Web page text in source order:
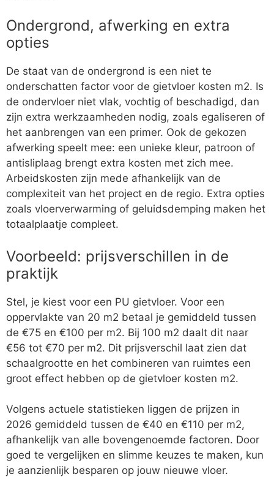
Ondergrond, afwerking en extra
opties
De staat van de ondergrond is een niet te
onderschatten factor voor de gietvloer kosten m2. Is
de ondervloer niet vlak, vochtig of beschadigd, dan
zijn extra werkzaamheden nodig, zoals egaliseren of
het aanbrengen van een primer. Ook de gekozen
afwerking speelt mee: een unieke kleur, patroon of
antisliplaag brengt extra kosten met zich mee.
Arbeidskosten zijn mede afhankelijk van de
complexiteit van het project en de regio. Extra opties
zoals vloerverwarming of geluidsdemping maken het
totaalplaatje compleet.
Voorbeeld: prijsverschillen in de
praktijk
Stel, je kiest voor een PU gietvloer. Voor een
oppervlakte van 20 m2 betaal je gemiddeld tussen
de €75 en €100 per m2. Bij 100 m2 daalt dit naar
€56 tot €70 per m2. Dit prijsverschil laat zien dat
schaalgrootte en het combineren van ruimtes een
groot effect hebben op de gietvloer kosten m2.
Volgens actuele statistieken liggen de prijzen in
2026 gemiddeld tussen de €40 en €110 per m2,
afhankelijk van alle bovengenoemde factoren. Door
goed te vergelijken en slimme keuzes te maken, kun
je aanzienlijk besparen op jouw nieuwe vloer.